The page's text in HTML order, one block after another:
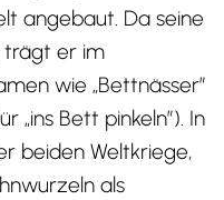
angebaut. Da seine
trägt er im
wie „Bettnässer”
„ins Bett pinkeln”). In
beiden Weltkriege,
als